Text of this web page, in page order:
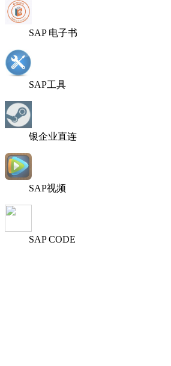
SAP 电子书
SAP工具
银企业直连
SAP视频
SAP CODE